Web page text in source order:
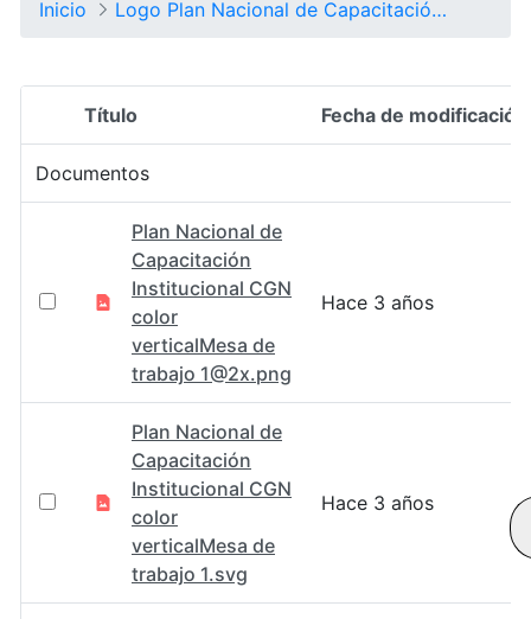
Inicio Logo Plan Nacional de Capacitación Institucional CGN
Selección del elemento
Título Fecha de modificación
Documentos
Plan Nacional de
Capacitación
Institucional CGN
color
verticalMesa de
trabajo 1@2x.png
Hace 3 años
Plan Nacional de
Capacitación
Institucional CGN
color
verticalMesa de
trabajo 1.svg
Hace 3 años